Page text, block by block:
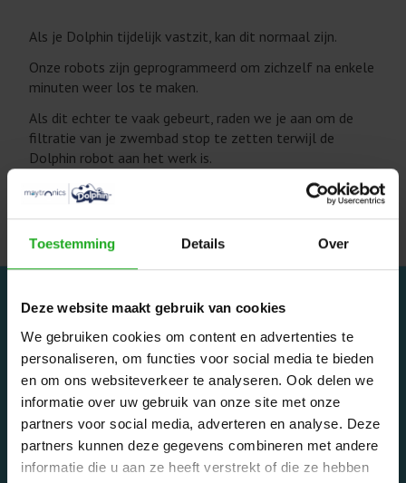
Toestemming Details Over
Deze website maakt gebruik van cookies
We gebruiken cookies om content en advertenties te
personaliseren, om functies voor social media te bieden
en om ons websiteverkeer te analyseren. Ook delen we
informatie over uw gebruik van onze site met onze
partners voor social media, adverteren en analyse. Deze
partners kunnen deze gegevens combineren met andere
informatie die u aan ze heeft verstrekt of die ze hebben
Als je Dolphin tijdelijk vastzit, kan dit normaal zijn.
Onze robots zijn geprogrammeerd om zichzelf na enkele
minuten weer los te maken.
Als dit echter te vaak gebeurt, raden we je aan om de
filtratie van je zwembad stop te zetten terwijl de
Dolphin robot aan het werk is.
Neem contact op met Maytronics Australia voor verder
advies.
Dolphinrobot - Onderdeel van Zwemland B.V. www.zwemland.nl
Categorieën